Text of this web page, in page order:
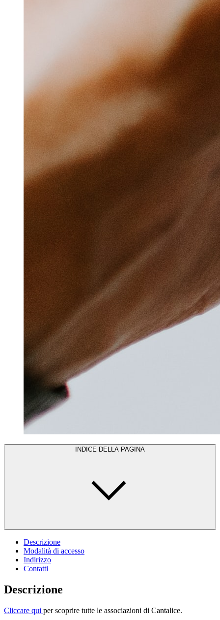
INDICE DELLA PAGINA
Descrizione
Modalità di accesso
Indirizzo
Contatti
Descrizione
Cliccare qui per scoprire tutte le associazioni di Cantalice.